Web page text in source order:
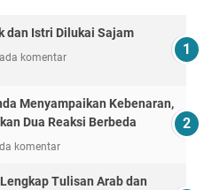
dan Istri Dilukai Sajam
komentar
Menyampaikan Kebenaran,
Dua Reaksi Berbeda
komentar
Tulisan Arab dan